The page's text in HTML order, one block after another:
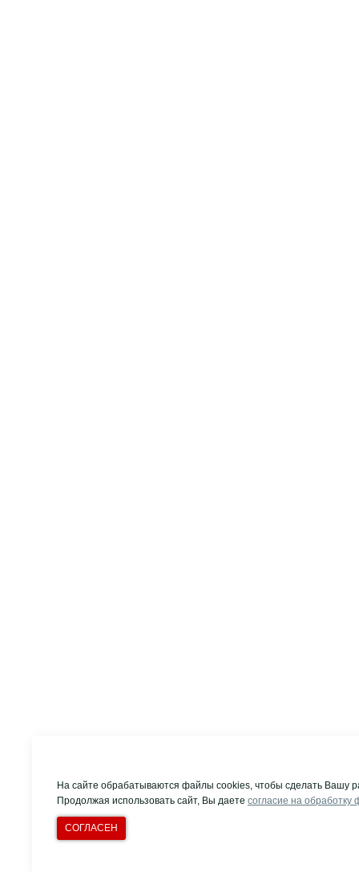
На сайте обрабатываются файлы cookies, чтобы сделать Вашу
Продолжая использовать сайт, Вы даете согласие на обработку
СОГЛАСЕН